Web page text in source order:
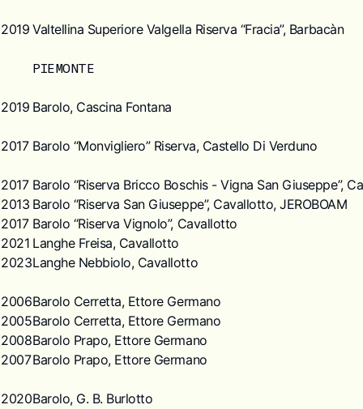
2019 Valtellina Superiore Valgella Riserva “Fracia”, Barbacàn
PIEMONTE
2019 Barolo, Cascina Fontana
2017 Barolo “Monvigliero” Riserva, Castello Di Verduno
2017 Barolo “Riserva Bricco Boschis - Vigna San Giuseppe”,
2013 Barolo “Riserva San Giuseppe”, Cavallotto, JEROBOAM
2017 Barolo “Riserva Vignolo”, Cavallotto
2021 Langhe Freisa, Cavallotto
2023Langhe Nebbiolo, Cavallotto
2006Barolo Cerretta, Ettore Germano
2005Barolo Cerretta, Ettore Germano
2008Barolo Prapo, Ettore Germano
2007Barolo Prapo, Ettore Germano
2020Barolo, G. B. Burlotto